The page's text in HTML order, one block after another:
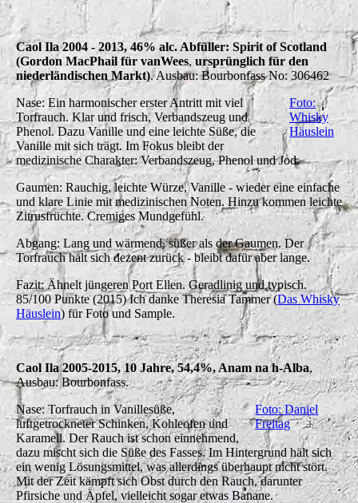
Caol Ila 2004 - 2013, 46% alc. Abfüller: Spirit of Scotland
(Gordon MacPhail für vanWees, ursprünglich für den
niederländischen Markt). Ausbau: Bourbonfass No: 306462
Foto:
Whisky
Häuslein
Nase: Ein harmonischer erster Antritt mit viel
Torfrauch. Klar und frisch, Verbandszeug und
Phenol. Dazu Vanille und eine leichte Süße, die
Vanille mit sich trägt. Im Fokus bleibt der
medizinische Charakter: Verbandszeug, Phenol und Jod.
Gaumen: Rauchig, leichte Würze, Vanille - wieder eine einfache
und klare Linie mit medizinischen Noten. Hinzu kommen leichte
Zitrusfrüchte. Cremiges Mundgefühl.
Abgang: Lang und wärmend, süßer als der Gaumen. Der
Torfrauch hält sich dezent zurück - bleibt dafür aber lange.
Fazit: Ähnelt jüngeren Port Ellen. Geradlinig und typisch.
85/100 Punkte (2015) Ich danke Theresia Tammer (Das Whisky
Häuslein) für Foto und Sample.
Caol Ila 2005-2015, 10 Jahre, 54,4%, Anam na h-Alba,
Ausbau: Bourbonfass.
Foto: Daniel
Freitag
Nase: Torfrauch in Vanillesüße,
luftgetrockneter Schinken, Kohleofen und
Karamell. Der Rauch ist schon einnehmend,
dazu mischt sich die Süße des Fasses. Im Hintergrund hält sich
ein wenig Lösungsmittel, was allerdings überhaupt nicht stört.
Mit der Zeit kämpft sich Obst durch den Rauch, darunter
Pfirsiche und Äpfel, vielleicht sogar etwas Banane.